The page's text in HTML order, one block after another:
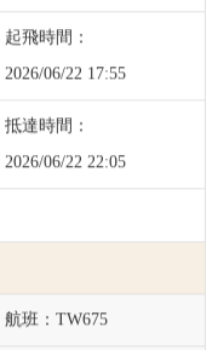
2026/06/22 17:55
2026/06/22 22:05
TW675